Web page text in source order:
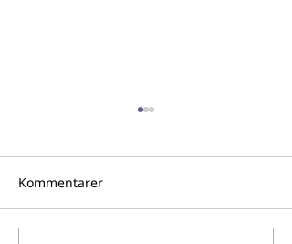
Kommentarer